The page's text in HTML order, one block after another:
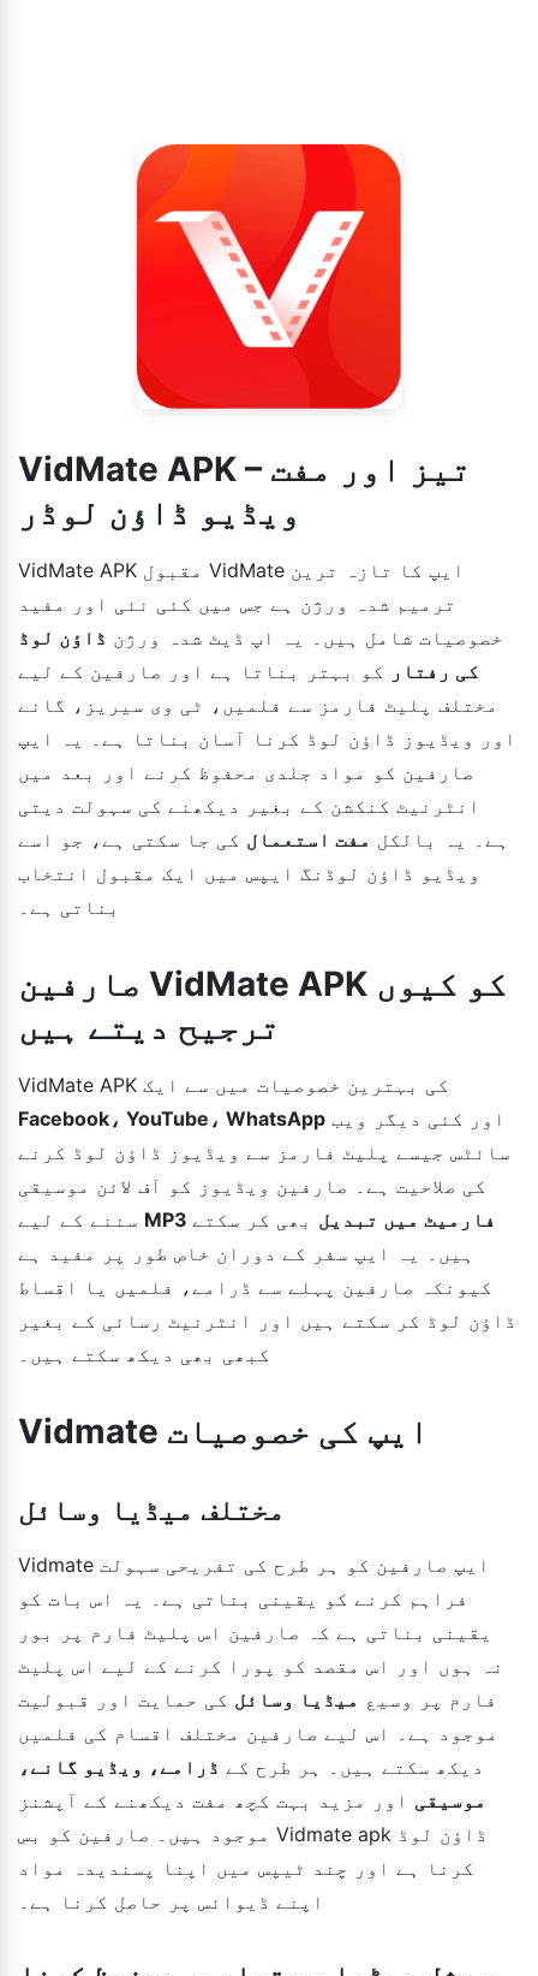
VidMate APK – تیز اور مفت
ویڈیو ڈاؤن لوڈر
VidMate APK مقبول VidMate ایپ کا تازہ ترین
ترمیم شدہ ورژن ہے جس میں کئی نئی اور مفید
خصوصیات شامل ہیں۔ یہ اپ ڈیٹ شدہ ورژن ڈاؤن لوڈ
کی رفتار کو بہتر بناتا ہے اور صارفین کے لیے
مختلف پلیٹ فارمز سے فلمیں، ٹی وی سیریز، گانے
اور ویڈیوز ڈاؤن لوڈ کرنا آسان بناتا ہے۔ یہ ایپ
صارفین کو مواد جلدی محفوظ کرنے اور بعد میں
انٹرنیٹ کنکشن کے بغیر دیکھنے کی سہولت دیتی
ہے۔ یہ بالکل مفت استعمال کی جا سکتی ہے، جو اسے
ویڈیو ڈاؤن لوڈنگ ایپس میں ایک مقبول انتخاب
بناتی ہے۔
صارفین VidMate APK کو کیوں
ترجیح دیتے ہیں
VidMate APK کی بہترین خصوصیات میں سے ایک
Facebook، YouTube، WhatsApp
سائٹس جیسے پلیٹ فارمز سے ویڈیوز ڈاؤن لوڈ کرنے
کی صلاحیت ہے۔ صارفین ویڈیوز کو آف لائن موسیقی
MP3 فارمیٹ میں تبدیل بھی کر سکتے
ہیں۔ یہ ایپ سفر کے دوران خاص طور پر مفید ہے
کیونکہ صارفین پہلے سے ڈرامے، فلمیں یا اقساط
ڈاؤن لوڈ کر سکتے ہیں اور انٹرنیٹ رسائی کے بغیر
کبھی بھی دیکھ سکتے ہیں۔
Vidmate ایپ کی خصوصیات
مختلف میڈیا وسائل
Vidmate ایپ صارفین کو ہر طرح کی تفریحی سہولت
فراہم کرنے کو یقینی بناتی ہے۔ یہ اس بات کو
یقینی بناتی ہے کہ صارفین اس پلیٹ فارم پر بور
نہ ہوں اور اس مقصد کو پورا کرنے کے لیے اس پلیٹ
فارم پر وسیع میڈیا وسائل کی حمایت اور قبولیت
موجود ہے۔ اس لیے صارفین مختلف اقسام کی فلمیں
دیکھ سکتے ہیں۔ ہر طرح کے ڈرامے، ویڈیو گانے،
موسیقی اور مزید بہت کچھ مفت دیکھنے کے آپشنز
موجود ہیں۔ صارفین کو بس Vidmate apk ڈاؤن لوڈ
کرنا ہے اور چند ٹیپس میں اپنا پسندیدہ مواد
اپنے ڈیوائس پر حاصل کرنا ہے۔